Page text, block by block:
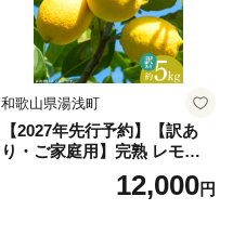
和歌山県湯浅町
【2027年先行予約】【訳あ
り・ご家庭用】完熟 レモン 5
kg 皮まで使用可能（栽培期
間中農薬不使用）_EA6023n
12,000円